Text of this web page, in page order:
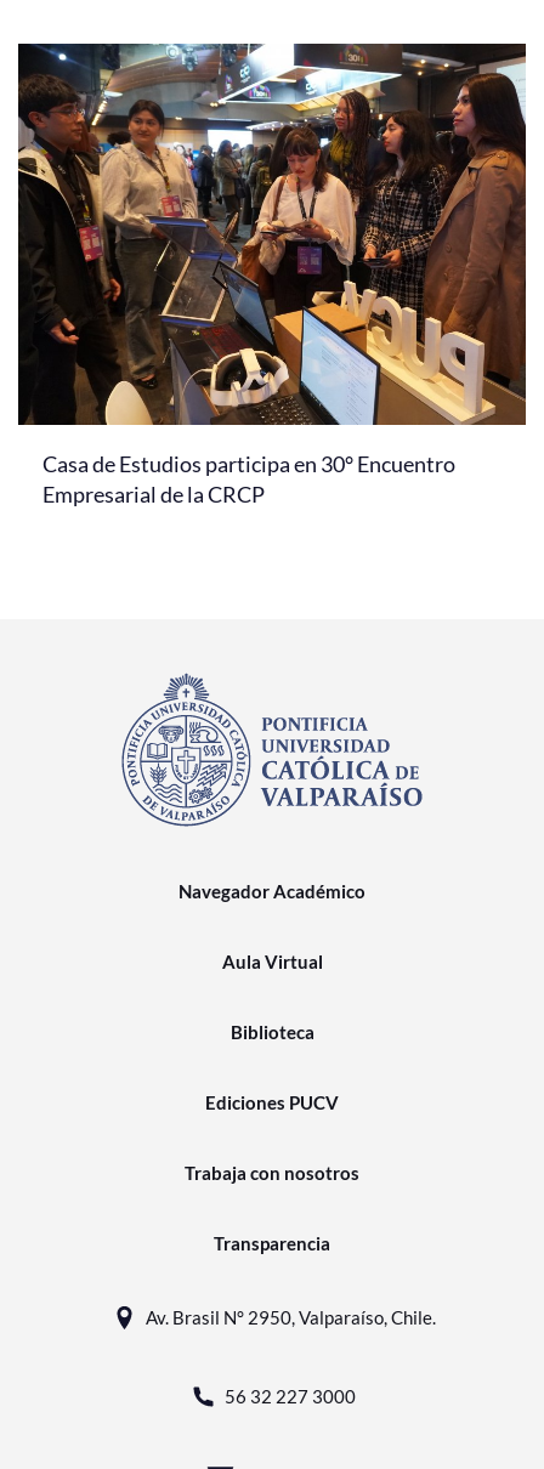
Casa de Estudios participa en 30° Encuentro
Empresarial de la CRCP
Navegador Académico
Aula Virtual
Biblioteca
Ediciones PUCV
Trabaja con nosotros
Transparencia
Av. Brasil N° 2950, Valparaíso, Chile.
56 32 227 3000